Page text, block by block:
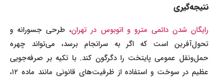
نتیجه‌گیری
رایگان شدن دائمی مترو و اتوبوس در تهران، طرحی جسورانه و
تحول‌آفرین است که اگر به سرانجام برسد، می‌تواند چهره
حمل‌ونقل عمومی پایتخت را دگرگون کند. با تکیه بر صرفه‌جویی